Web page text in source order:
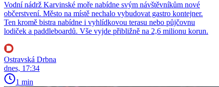
Vodní nádrž Karvinské moře nabídne svým návštěvníkům nové
občerstvení. Město na místě nechalo vybudovat gastro kontejner.
Ten kromě bistra nabídne i vyhlídkovou terasu nebo půjčovnu
lodiček a paddleboardů. Vše vyjde přibližně na 2,6 milionu korun.
Ostravská Drbna
dnes, 17:34
1 min